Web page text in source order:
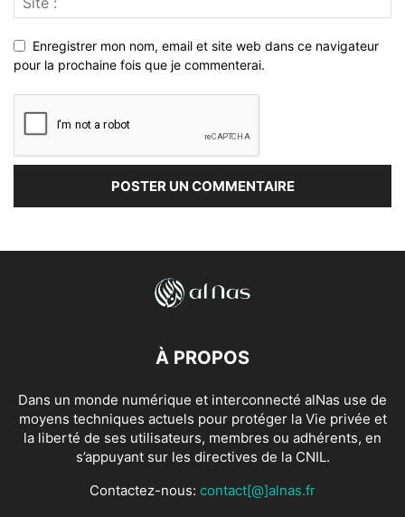
Enregistrer mon nom, email et site web dans ce navigateur
pour la prochaine fois que je commenterai.
À PROPOS
Dans un monde numérique et interconnecté alNas use de
moyens techniques actuels pour protéger la Vie privée et
la liberté de ses utilisateurs, membres ou adhérents, en
s’appuyant sur les directives de la CNIL.
Contactez-nous: contact[@]alnas.fr